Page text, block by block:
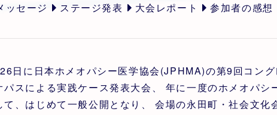
ッセージ ステージ発表 大会レポート 参加者の感想
日に日本ホメオパシー医学協会(JPHMA)の第9回コン
パスによる実践ケース発表大会、 年に一度のホメオパ
て、はじめて一般公開となり、 会場の永田町・社会文